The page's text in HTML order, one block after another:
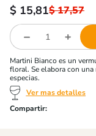
$17,57
$ 15,81
Martini Bianco es un
floral. Se elabora con
especias.
Ver mas detalles